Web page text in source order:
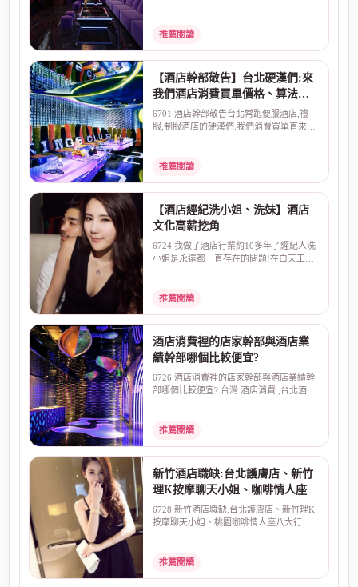
推薦閱讀
【酒店幹部敬告】台北硬漢們:來
我們酒店消費買單價格、算法直
來直往:不囉嗦!
6701 酒店幹部敬告台北常跑便服酒店,禮
服,制服酒店的硬漢們:我們消費買單直來直
推薦閱讀
【酒店經紀洗小姐、洗妹】酒店
文化高薪挖角
6724 我做了酒店行業約10多年了經紀人洗
小姐是永遠都一直存在的問題!在白天工作
推薦閱讀
酒店消費裡的店家幹部與酒店業
績幹部哪個比較便宜?
6726 酒店消費裡的店家幹部與酒店業績幹
部哪個比較便宜? 台灣 酒店消費 ,台北酒店
推薦閱讀
新竹酒店職缺:台北護膚店、新竹
理K按摩聊天小姐、咖啡情人座
6728 新竹酒店職缺:台北護膚店、新竹理K
按摩聊天小姐、桃園咖啡情人座八大行
推薦閱讀